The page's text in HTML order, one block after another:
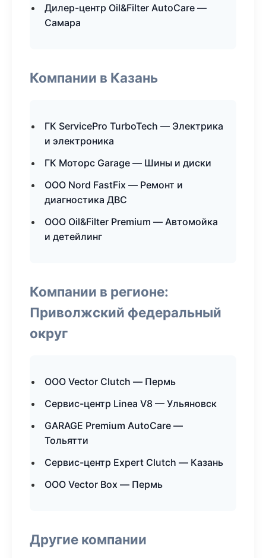
Дилер-центр Oil&Filter AutoCare —
Самара
Компании в Казань
ГК ServicePro TurboTech — Электрика
и электроника
ГК Моторс Garage — Шины и диски
ООО Nord FastFix — Ремонт и
диагностика ДВС
ООО Oil&Filter Premium — Автомойка
и детейлинг
Компании в регионе:
Приволжский федеральный
округ
ООО Vector Clutch — Пермь
Сервис-центр Linea V8 — Ульяновск
GARAGE Premium AutoCare —
Тольятти
Сервис-центр Expert Clutch — Казань
ООО Vector Box — Пермь
Другие компании